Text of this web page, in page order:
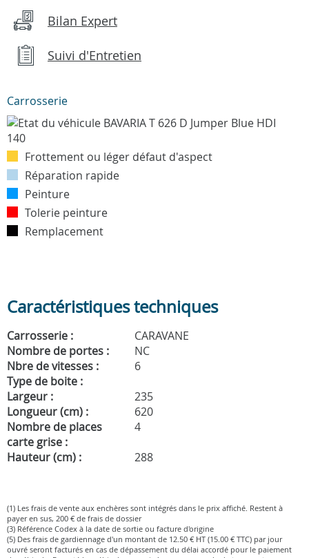
Bilan Expert
Suivi d'Entretien
Carrosserie
Frottement ou léger défaut d'aspect
Réparation rapide
Peinture
Tolerie peinture
Remplacement
Caractéristiques techniques
Carrosserie :
CARAVANE
Nombre de portes :
NC
Nbre de vitesses :
6
Type de boite :
Largeur :
235
Longueur (cm) :
620
Nombre de places
carte grise :
4
Hauteur (cm) :
288
(1) Les frais de vente aux enchères sont intégrés dans le prix affiché. Restent à
payer en sus, 200 € de frais de dossier
(3) Référence Codex à la date de sortie ou facture d'origine
(5) Des frais de gardiennage d'un montant de 12.50 € HT (15.00 € TTC) par jour
ouvré seront facturés en cas de dépassement du délai accordé pour le paiement